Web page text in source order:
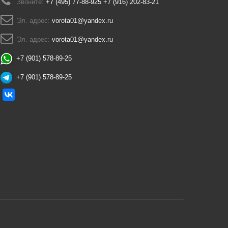
Звоните: +7 (495) 77-88-925 +7 (916) 202-83-21
Эл. адрес: vorota01@yandex.ru
Эл. адрес: vorota01@yandex.ru
+7 (901) 578-89-25
+7 (901) 578-89-25